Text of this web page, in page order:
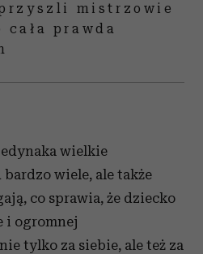
mistrzowie
prawda
wielkie
wiele, ale także
co sprawia, że dziecko
i ogromnej
tylko za siebie, ale też za